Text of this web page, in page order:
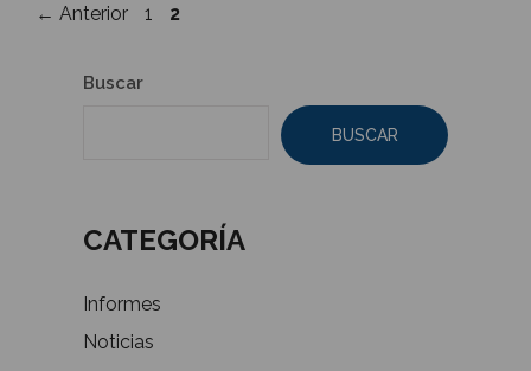
← Anterior Página
1 Página
2
Buscar
BUSCAR
CATEGORÍA
Informes
Noticias